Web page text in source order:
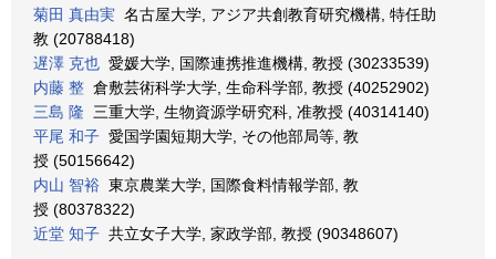
菊田 真由実 名古屋大学, アジア共創教育研究機構, 特任助
教 (20788418)
遅澤 克也 愛媛大学, 国際連携推進機構, 教授 (30233539)
内藤 整 倉敷芸術科学大学, 生命科学部, 教授 (40252902)
三島 隆 三重大学, 生物資源学研究科, 准教授 (40314140)
平尾 和子 愛国学園短期大学, その他部局等, 教
授 (50156642)
内山 智裕 東京農業大学, 国際食料情報学部, 教
授 (80378322)
近堂 知子 共立女子大学, 家政学部, 教授 (90348607)